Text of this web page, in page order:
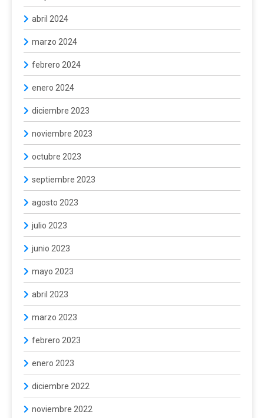
abril 2024
marzo 2024
febrero 2024
enero 2024
diciembre 2023
noviembre 2023
octubre 2023
septiembre 2023
agosto 2023
julio 2023
junio 2023
mayo 2023
abril 2023
marzo 2023
febrero 2023
enero 2023
diciembre 2022
noviembre 2022